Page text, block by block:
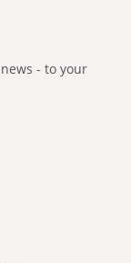
- to your